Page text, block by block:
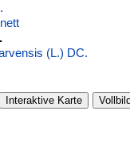
(L.) DC.
Interaktive Karte